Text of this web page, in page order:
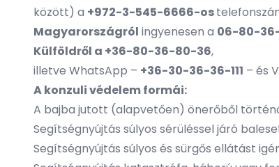
között) a +972-3-545-6666-os
Magyarországról ingyenesen a 06-80-
Külföldről a +36-80-36-80-36,
illetve WhatsApp – +36-30-36-36-111 – és
A konzuli védelem formái:
A bajba jutott (alapvetően) önerőből
Segítségnyújtás súlyos sérüléssel járó
Segítségnyújtás súlyos és sürgős ellátást